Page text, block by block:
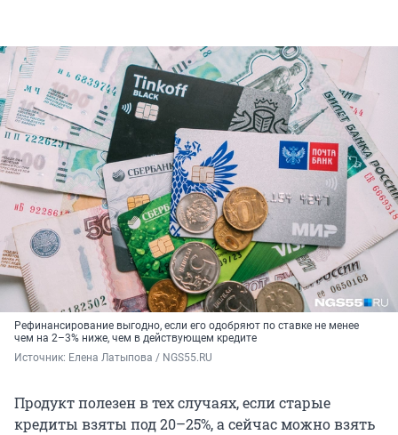
Рефинансирование выгодно, если его одобряют по ставке не менее
чем на 2–3% ниже, чем в действующем кредите
Источник: Елена Латыпова / NGS55.RU
Продукт полезен в тех случаях, если старые
кредиты взяты под 20–25%, а сейчас можно взять